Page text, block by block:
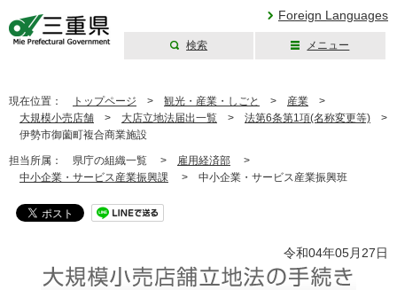
Foreign Languages
検索 メニュー
現在位置： トップページ > 観光・産業・しごと > 産業 >
大規模小売店舗 > 大店立地法届出一覧 > 法第6条第1項(名称変更等) >
伊勢市御薗町複合商業施設
担当所属： 県庁の組織一覧 > 雇用経済部 >
中小企業・サービス産業振興課 > 中小企業・サービス産業振興班
令和04年05月27日